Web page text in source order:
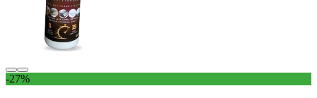
-27%